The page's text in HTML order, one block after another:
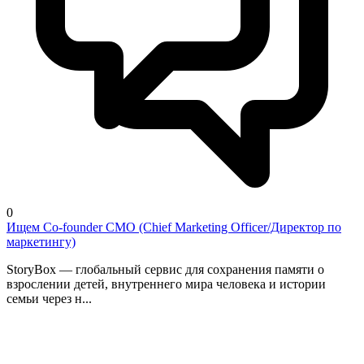
0
Ищем Co-founder CMO (Chief Marketing Officer/Директор по
маркетингу)
StoryBox — глобальный сервис для сохранения памяти о
взрослении детей, внутреннего мира человека и истории
семьи через н...